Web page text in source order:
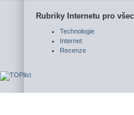
Rubriky Internetu pro
Technologie
Internet
Recenze